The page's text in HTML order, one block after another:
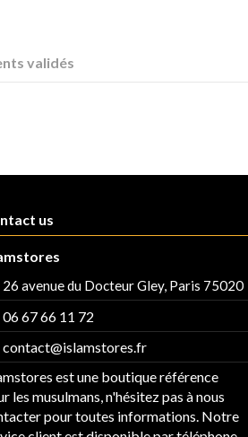
validés
us
26 avenue du Docteur Gley, Paris 75020
06 67 66 11 72
contact@islamstores.fr
est une boutique référence
les musulmans, n'hésitez pas à nous
pour toutes informations. Notre